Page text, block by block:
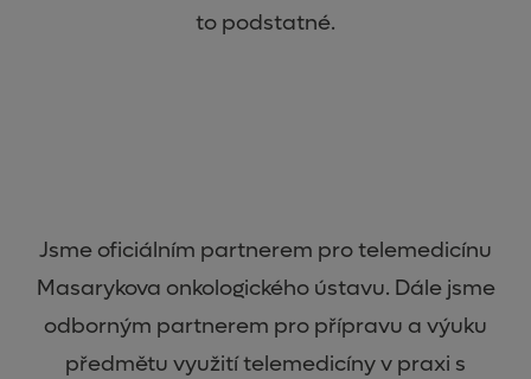
to podstatné.
Jsme oficiálním partnerem pro telemedicínu
Masarykova onkologického ústavu. Dále jsme
odborným partnerem pro přípravu a výuku
předmětu využití telemedicíny v praxi s